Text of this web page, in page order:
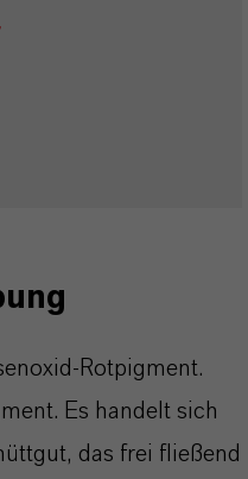
Rotpigment.
Es handelt sich
das frei fließend